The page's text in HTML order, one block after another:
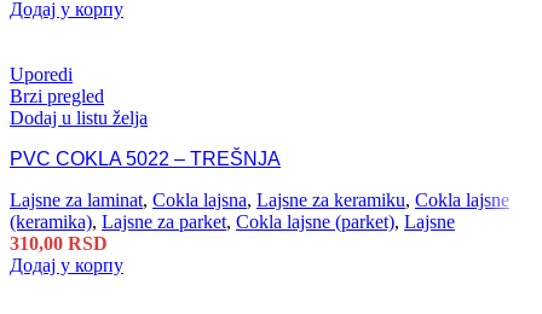
Додај у корпу
Uporedi
Brzi pregled
Dodaj u listu želja
PVC COKLA 5022 – TREŠNJA
Lajsne za laminat, Cokla lajsna, Lajsne za keramiku, Cokla lajsne
(keramika), Lajsne za parket, Cokla lajsne (parket), Lajsne
310,00 RSD
Додај у корпу